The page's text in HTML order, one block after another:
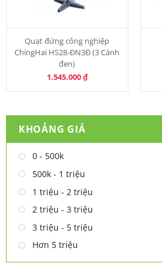
Quạt đứng công nghiệp
ChingHai HS28-ĐN3Đ (3 Cánh
đen)
1.545.000₫
KHOẢNG GIÁ
0 - 500k
500k - 1 triệu
1 triệu - 2 triệu
2 triệu - 3 triệu
3 triệu - 5 triệu
Hơn 5 triệu